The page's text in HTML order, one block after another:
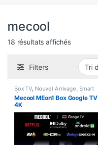
mecool
18 résultats affichésTrié du
Filters
Box TV, Nouvel Arrivage, Smart
Home
Mecool MEon1 Box Google TV
4K